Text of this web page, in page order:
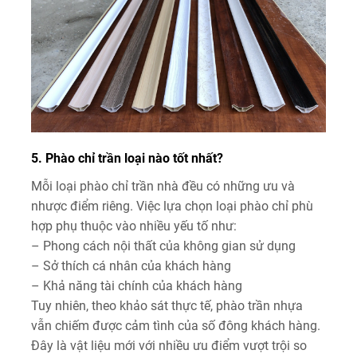
5. Phào chỉ trần loại nào tốt nhất?
Mỗi loại phào chỉ trần nhà đều có những ưu và
nhược điểm riêng. Việc lựa chọn loại phào chỉ phù
hợp phụ thuộc vào nhiều yếu tố như:
– Phong cách nội thất của không gian sử dụng
– Sở thích cá nhân của khách hàng
– Khả năng tài chính của khách hàng
Tuy nhiên, theo khảo sát thực tế, phào trần nhựa
vẫn chiếm được cảm tình của số đông khách hàng.
Đây là vật liệu mới với nhiều ưu điểm vượt trội so